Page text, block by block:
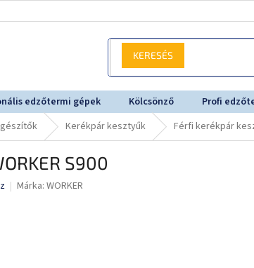
KERESÉS
edzőtermi gépek Kölcsönző Profi
Kerékpár kesztyűk Férfi kerékpár
S900
Márka: WORKER